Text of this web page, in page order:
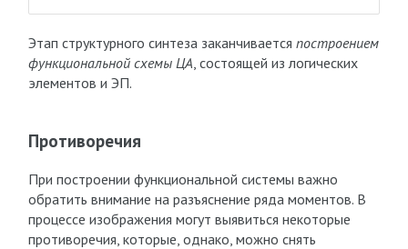
Этап структурного синтеза заканчивается построением
функциональной схемы ЦА, состоящей из логических
элементов и ЭП.
Противоречия
При построении функциональной системы важно
обратить внимание на разъяснение ряда моментов. В
процессе изображения могут выявиться некоторые
противоречия, которые, однако, можно снять